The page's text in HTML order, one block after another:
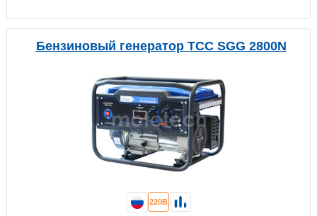
Бензиновый генератор ТСС SGG 2800N
220В